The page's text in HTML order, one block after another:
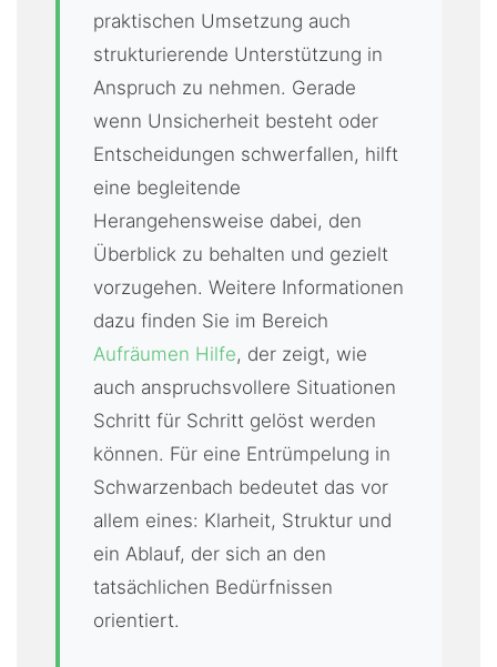
praktischen Umsetzung auch
strukturierende Unterstützung in
Anspruch zu nehmen. Gerade
wenn Unsicherheit besteht oder
Entscheidungen schwerfallen, hilft
eine begleitende
Herangehensweise dabei, den
Überblick zu behalten und gezielt
vorzugehen. Weitere Informationen
dazu finden Sie im Bereich
Aufräumen Hilfe, der zeigt, wie
auch anspruchsvollere Situationen
Schritt für Schritt gelöst werden
können. Für eine Entrümpelung in
Schwarzenbach bedeutet das vor
allem eines: Klarheit, Struktur und
ein Ablauf, der sich an den
tatsächlichen Bedürfnissen
orientiert.